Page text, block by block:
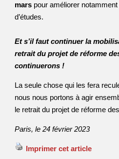
mars pour améliorer
d’études.
Et s’il faut continuer la
retrait du projet de réforme
continuerons !
La seule chose qui les fera
nous nous portons à agir
le retrait du projet de réforme
Paris, le 24 février 2023
Imprimer cet article